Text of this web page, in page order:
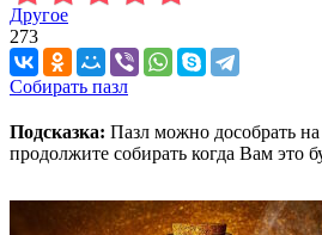
Другое
273
Собирать пазл
Подсказка: Пазл можно дособрать
продолжите собирать когда Вам это